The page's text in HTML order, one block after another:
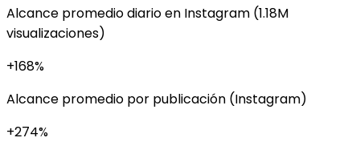
Alcance promedio diario en Instagram (1.18M
visualizaciones)
+168%
Alcance promedio por publicación (Instagram)
+274%